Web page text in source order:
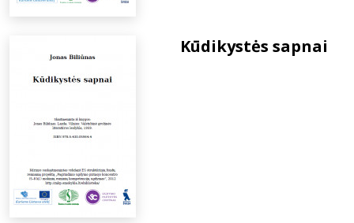
Kūdikystės sapnai